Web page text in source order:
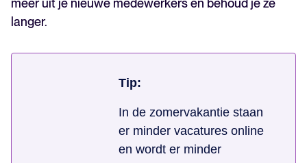
meer uit je nieuwe medewerkers en behoud je ze
langer.
Tip:
In de zomervakantie staan
er minder vacatures online
en wordt er minder